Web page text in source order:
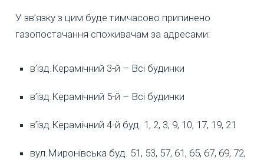
У зв’язку з цим буде тимчасово припинено
газопостачання споживачам за адресами:
в’їзд.Керамічний 3-й – Всі будинки
в’їзд.Керамічний 5-й – Всі будинки
в’їзд.Керамічний 4-й буд. 1, 2, 3, 9, 10, 17, 19, 21
вул.Миронівська буд. 51, 53, 57, 61, 65, 67, 69, 72,